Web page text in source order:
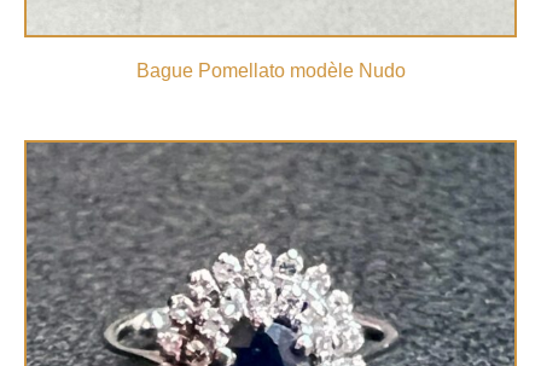
Bague Pomellato modèle Nudo